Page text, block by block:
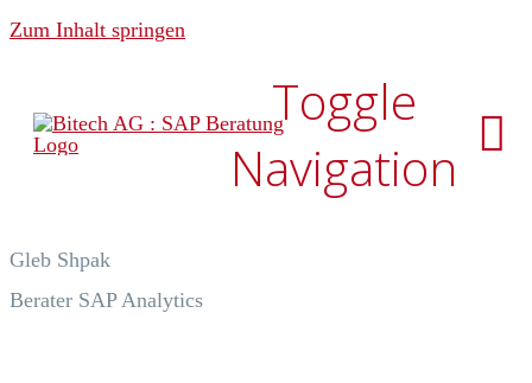
Zum Inhalt springen
Toggle
Navigation
Gleb Shpak
Berater SAP Analytics